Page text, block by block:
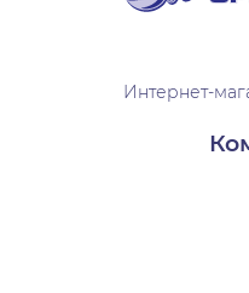
Интернет-